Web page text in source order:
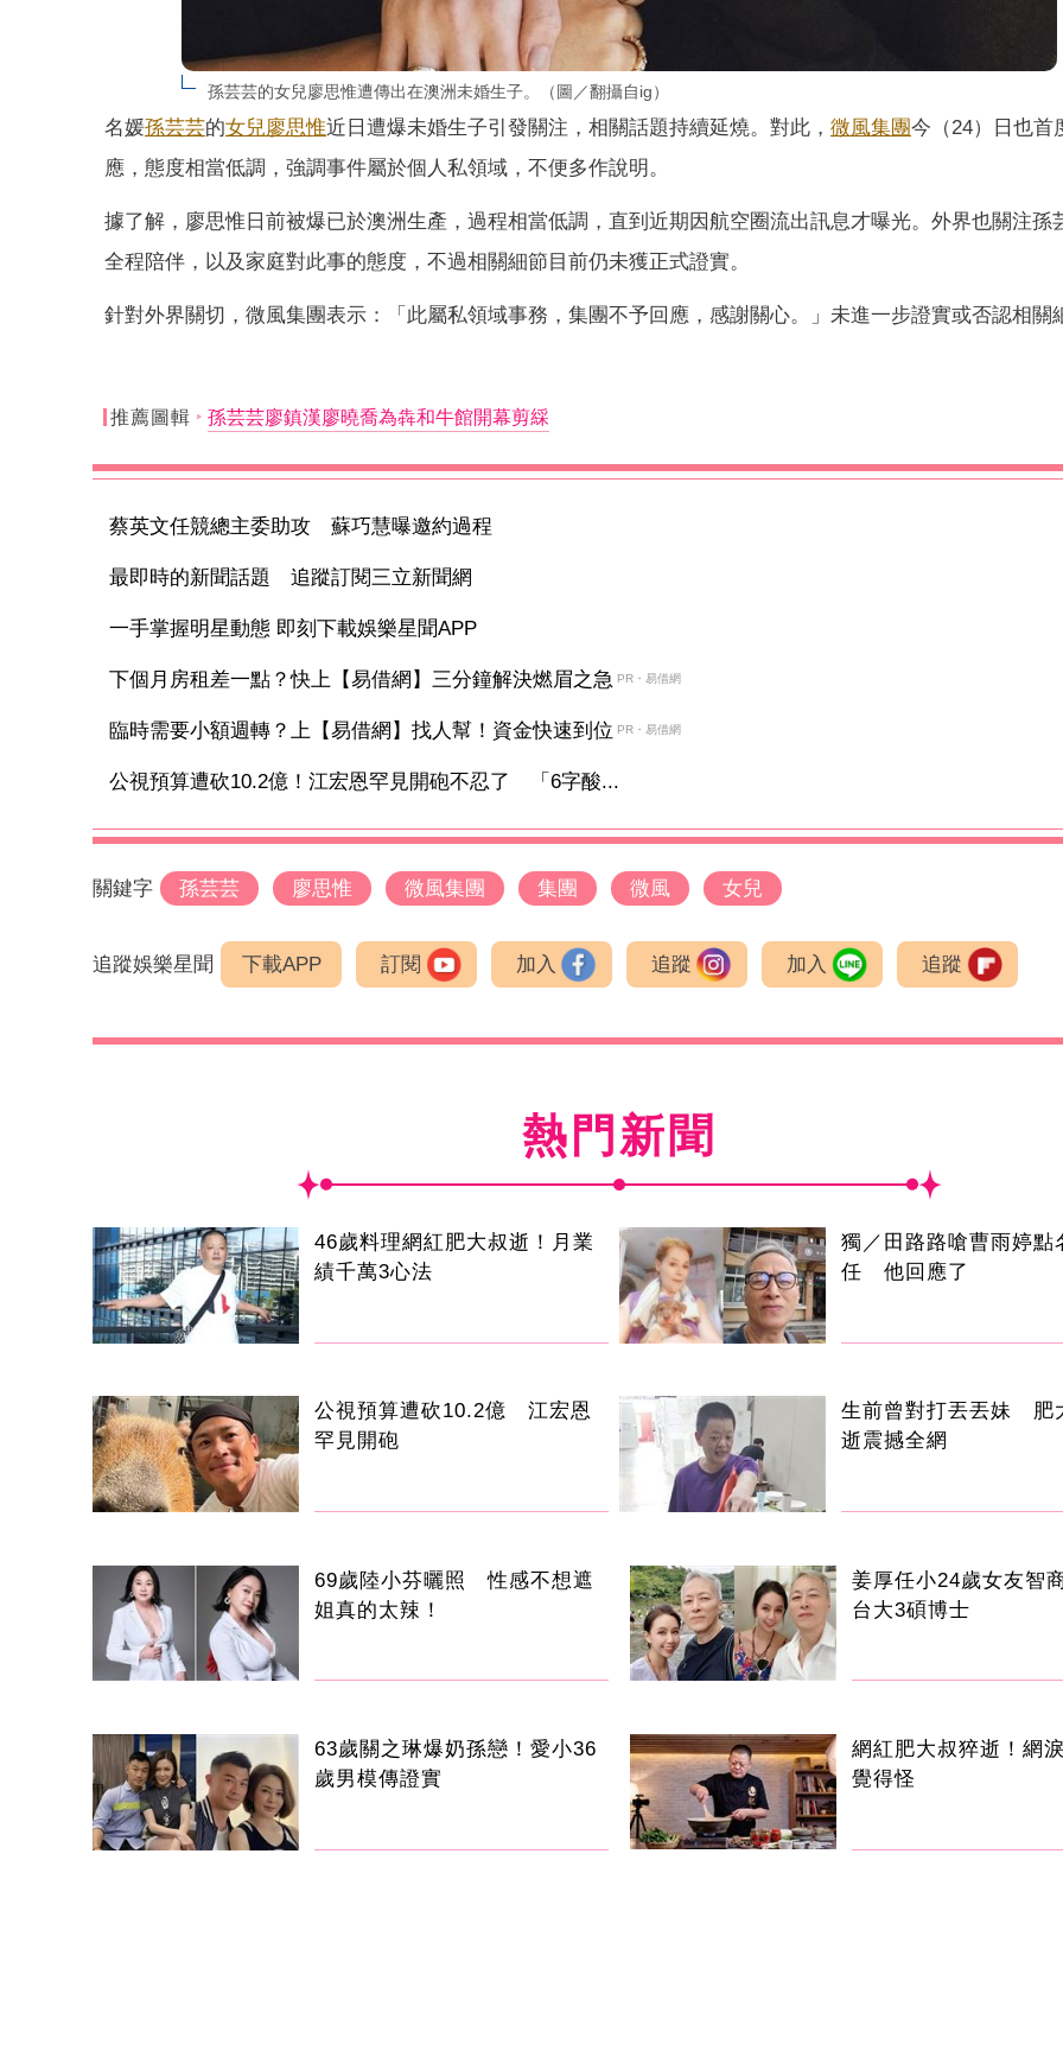
孫芸芸的女兒廖思惟遭傳出在澳洲未婚生子。（圖／翻攝自ig）
名媛孫芸芸的女兒廖思惟近日遭爆未婚生子引發關注，相關話題持續延燒。對此， 微風集團今（24）日也首
應，態度相當低調，強調事件屬於個人私領域，不便多作說明。
據了解，廖思惟日前被爆已於澳洲生產，過程相當低調，直到近期因航空圈流出訊息才曝光。外界也關注孫
全程陪伴，以及家庭對此事的態度，不過相關細節目前仍未獲正式證實。
針對外界關切，微風集團表示：「此屬私領域事務，集團不予回應，感謝關心。」未進一步證實或否認相關
推薦圖輯 孫芸芸廖鎮漢廖曉喬為犇和牛館開幕剪綵
蔡英文任競總主委助攻 蘇巧慧曝邀約過程
最即時的新聞話題 追蹤訂閱三立新聞網
一手掌握明星動態 即刻下載娛樂星聞APP
下個月房租差一點？快上【易借網】三分鐘解決燃眉之急 PR・易借網
臨時需要小額週轉？上【易借網】找人幫！資金快速到位 PR・易借網
公視預算遭砍10.2億！江宏恩罕見開砲不忍了 「6字酸...
關鍵字 孫芸芸 廖思惟 微風集團 集團 微風 女兒
追蹤娛樂星聞 下載APP 訂閱 加入 追蹤 加入 追蹤
熱門新聞
46歲料理網紅肥大叔逝！月業
績千萬3心法
獨／田路路嗆曹雨婷點
任 他回應了
公視預算遭砍10.2億 江宏恩
罕見開砲
生前曾對打丟丟妹 肥
逝震撼全網
69歲陸小芬曬照 性感不想遮
姐真的太辣！
姜厚任小24歲女友智
台大3碩博士
63歲關之琳爆奶孫戀！愛小36
歲男模傳證實
網紅肥大叔猝逝！網
覺得怪